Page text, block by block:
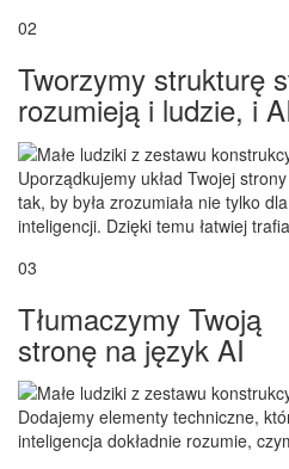
02
Tworzymy strukturę
rozumieją i ludzie, i
Uporządkujemy układ Twojej
tak, by była zrozumiała nie tylko
inteligencji. Dzięki temu łatwiej
03
Tłumaczymy Twoją
stronę na język AI
Dodajemy elementy techniczne,
inteligencja dokładnie rozumie,